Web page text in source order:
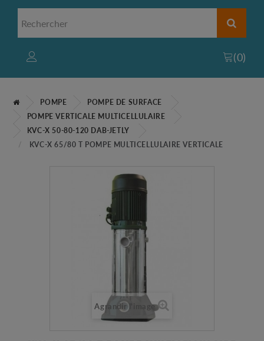
(0)
POMPE
POMPE DE SURFACE
POMPE VERTICALE MULTICELLULAIRE
KVC-X 50-80-120 DAB-JETLY
KVC-X 65/80 T POMPE MULTICELLULAIRE VERTICALE
Agrandir l'image